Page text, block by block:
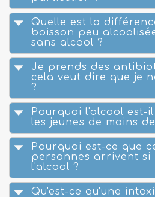
Quelle est la
boisson peu
sans alcool ?
Je prends des
cela veut dire que je
?
Pourquoi l'alcool est-
les jeunes de moins
Pourquoi est-ce que
personnes arrivent
l'alcool ?
Qu'est-ce qu'une